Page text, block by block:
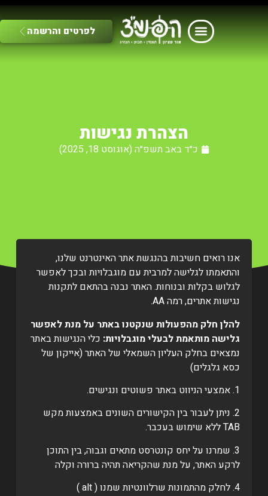
לפרטים והרשמה
הצהרת נגישות
כ״ד באב תשפ״ה (אוגוסט 18, 2025)
אנו רואים חשיבות בהנגשת אתר האינטרנט שלנו,
והתאמתו לגלישה למרבית עם מוגבלויות ובכך לאפשר
לגלוש בקלות ובנוחות. האתר נבנה בהתאם לתקנות
נגישות אתרים, רמה AA.
להלן חלק מהפעולות שנקטנו באתר על מנת לאפשר
גלישה מותאמת לבעלי מוגבלויות: כלי הנגישות באתר
נמצאים בחלק העליון השמאלי של האתר (אייקון של
כסא גלגלים)
1. אמצעי הניווט באתר פשוטים ונגישים.
2. ניתן לעבור בין הקישורים השונים באמצעות מקש
TAB ללא שימוש בעכבר.
3. שמרנו על יחס קונטרסט מתאים וגבוה, בין התוכן
לרקע האתר, על מנת שהקריאה תהיה ברורה וקלה
4. לחלק מהתמונות שרלוונטיות שמנו ( alt )